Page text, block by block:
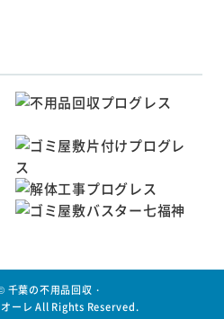
千葉の不用品回収・
ーレ All Rights Reserved.